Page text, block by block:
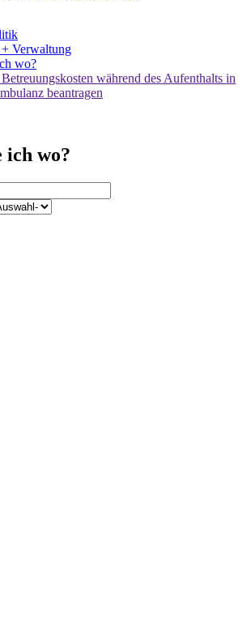
Verwaltung
wo?
während des Aufenthalts in
beantragen
ich wo?